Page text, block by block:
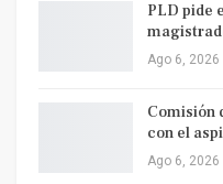
PLD pide
Ago 6, 2026
Comisión
con el
Ago 6, 2026